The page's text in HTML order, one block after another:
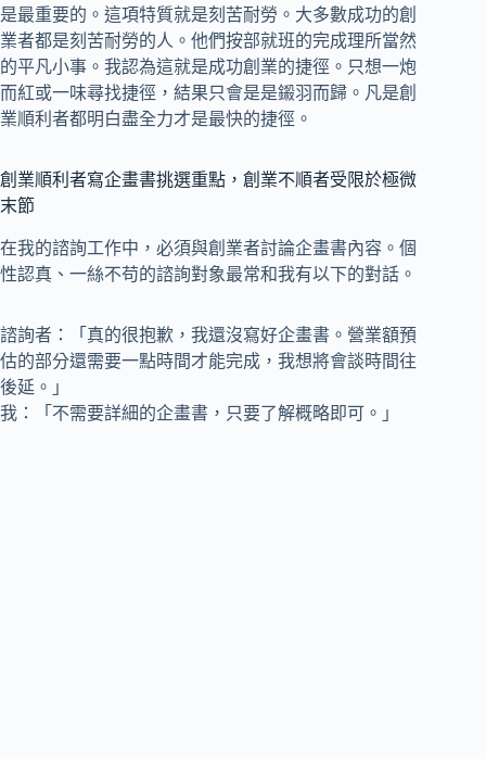
是最重要的。這項特質就是刻苦耐勞。大多數成功的創
業者都是刻苦耐勞的人。他們按部就班的完成理所當然
的平凡小事。我認為這就是成功創業的捷徑。只想一炮
而紅或一味尋找捷徑，結果只會是是鎩羽而歸。凡是創
業順利者都明白盡全力才是最快的捷徑。
創業順利者寫企畫書挑選重點，創業不順者受限於極微
末節
在我的諮詢工作中，必須與創業者討論企畫書內容。個
性認真、一絲不苟的諮詢對象最常和我有以下的對話。
諮詢者：「真的很抱歉，我還沒寫好企畫書。營業額預
估的部分還需要一點時間才能完成，我想將會談時間往
後延。」
我：「不需要詳細的企畫書，只要了解概略即可。」